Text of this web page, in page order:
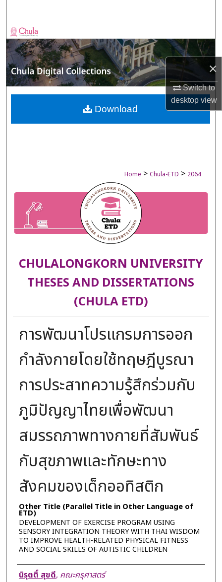
×
Switch to
desktopview
Browse Collections
My Account
About
Digital Commons Network™
Home > Chula-ETD > 2064
CHULALONGKORN UNIVERSITY
THESES AND DISSERTATIONS
(CHULA ETD)
การพัฒนาโปรแกรมการออก
กำลังกายโดยใช้ทฤษฎีบูรณา
การประสาทความรู้สึกร่วมกับ
ภูมิปัญญาไทยเพื่อพัฒนา
สมรรถภาพทางกายที่สัมพันธ์
กับสุขภาพและทักษะทาง
สังคมของเด็กออทิสติก
Other Title (Parallel Title in Other Language of
ETD)
DEVELOPMENT OF EXERCISE PROGRAM USING
SENSORY INTEGRATION THEORY WITH THAI WISDOM
TO IMPROVE HEALTH-RELATED PHYSICAL FITNESS
AND SOCIAL SKILLS OF AUTISTIC CHILDREN
Author
นิรุตติ์ สุขดี, คณะครุศาสตร์
Download